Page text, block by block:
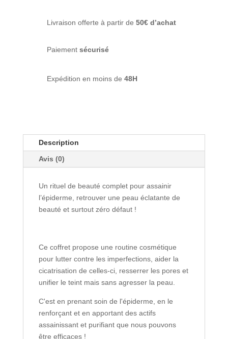
Livraison offerte à partir de 50€ d’achat
Paiement sécurisé
Expédition en moins de 48H
Description
Avis (0)
Un rituel de beauté complet pour assainir
l’épiderme, retrouver une peau éclatante de
beauté et surtout zéro défaut !
Ce coffret propose une routine cosmétique
pour lutter contre les imperfections, aider la
cicatrisation de celles-ci, resserrer les pores et
unifier le teint mais sans agresser la peau.
C'est en prenant soin de l'épiderme, en le
renforçant et en apportant des actifs
assainissant et purifiant que nous pouvons
être efficaces !